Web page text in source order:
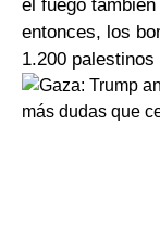
el fuego
entonces, los
1.200